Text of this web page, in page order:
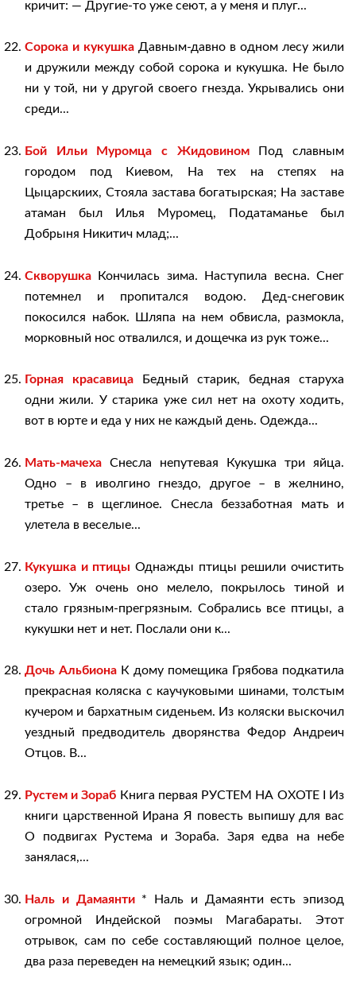
кричит: — Другие-то уже сеют, а у меня и плуг...
Сорока и кукушка Давным-давно в одном лесу жили
и дружили между собой сорока и кукушка. Не было
ни у той, ни у другой своего гнезда. Укрывались они
среди...
Бой Ильи Муромца с ЖидовиномПод славным
городом под Киевом, На тех на степях на
Цыцарскиих, Стояла застава богатырская; На заставе
атаман был Илья Муромец, Податаманье был
Добрыня Никитич млад;...
Скворушка Кончилась зима. Наступила весна. Снег
потемнел и пропитался водою. Дед-снеговик
покосился набок. Шляпа на нем обвисла, размокла,
морковный нос отвалился, и дощечка из рук тоже...
Горная красавица Бедный старик, бедная старуха
одни жили. У старика уже сил нет на охоту ходить,
вот в юрте и еда у них не каждый день. Одежда...
Мать-мачеха Снесла непутевая Кукушка три яйца.
Одно – в иволгино гнездо, другое – в желнино,
третье – в щеглиное. Снесла беззаботная мать и
улетела в веселые...
Кукушка и птицы Однажды птицы решили очистить
озеро. Уж очень оно мелело, покрылось тиной и
стало грязным-прегрязным. Собрались все птицы, а
кукушки нет и нет. Послали они к...
Дочь Альбиона К дому помещика Грябова подкатила
прекрасная коляска с каучуковыми шинами, толстым
кучером и бархатным сиденьем. Из коляски выскочил
уездный предводитель дворянства Федор Андреич
Отцов. В...
Рустем и Зораб Книга первая РУСТЕМ НА ОХОТЕ I Из
книги царственной Ирана Я повесть выпишу для вас
О подвигах Рустема и Зораба. Заря едва на небе
занялася,...
Наль и Дамаянти* Наль и Дамаянти есть эпизод
огромной Индейской поэмы Магабараты. Этот
отрывок, сам по себе составляющий полное целое,
два раза переведен на немецкий язык; один...